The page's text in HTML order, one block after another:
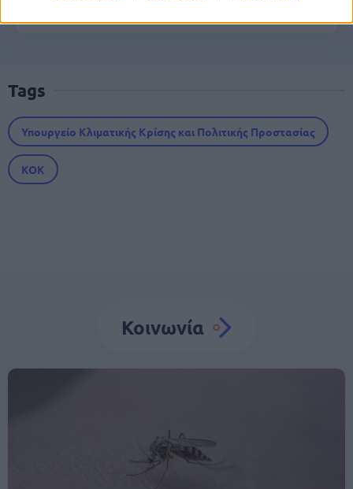
Tags
Υπουργείο Κλιματικής Κρίσης και Πολιτικής Προστασίας
ΚΟΚ
Κοινωνία